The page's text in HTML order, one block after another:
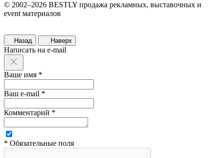
© 2002–2026 BESTLY продажа рекламных, выставочных и
event материалов
Назад Наверх
Написать на e-mail
Ваше имя *
Ваш e-mail *
Комментарий *
* Обязательные поля